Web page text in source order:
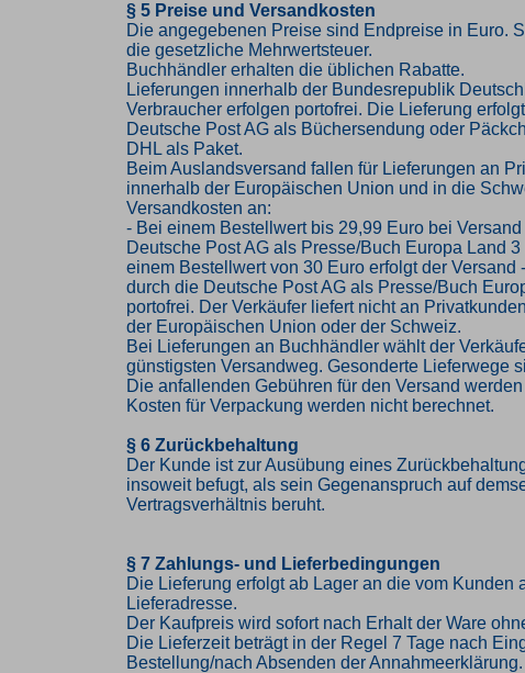
§ 5 Preise und Versandkosten
Die angegebenen Preise sind Endpreise in Euro.
die gesetzliche Mehrwertsteuer.
Buchhändler erhalten die üblichen Rabatte.
Lieferungen innerhalb der Bundesrepublik
Verbraucher erfolgen portofrei. Die Lieferung
Deutsche Post AG als Büchersendung oder
DHL als Paket.
Beim Auslandsversand fallen für Lieferungen an
innerhalb der Europäischen Union und in die
Versandkosten an:
- Bei einem Bestellwert bis 29,99 Euro bei
Deutsche Post AG als Presse/Buch Europa Land 3
einem Bestellwert von 30 Euro erfolgt der Versand
durch die Deutsche Post AG als Presse/Buch
portofrei. Der Verkäufer liefert nicht an
der Europäischen Union oder der Schweiz.
Bei Lieferungen an Buchhändler wählt der
günstigsten Versandweg. Gesonderte Lieferwege
Die anfallenden Gebühren für den Versand
Kosten für Verpackung werden nicht berechnet.
§ 6 Zurückbehaltung
Der Kunde ist zur Ausübung eines
insoweit befugt, als sein Gegenanspruch auf
Vertragsverhältnis beruht.
§ 7 Zahlungs- und Lieferbedingungen
Die Lieferung erfolgt ab Lager an die vom Kunden
Lieferadresse.
Der Kaufpreis wird sofort nach Erhalt der Ware
Die Lieferzeit beträgt in der Regel 7 Tage nach
Bestellung/nach Absenden der Annahmeerklärung.